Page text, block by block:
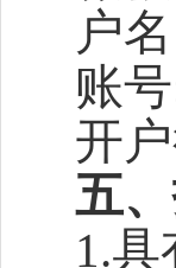
户
账号
开
五
1.